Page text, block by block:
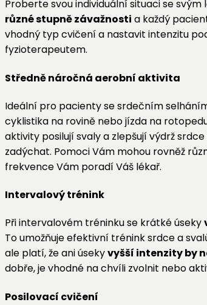
Proberte svou individuální situaci se
různé stupně závažnosti a každý
vhodný typ cvičení a nastavit intenzitu
fyzioterapeutem.
Středně náročná aerobní aktivita
Ideální pro pacienty se srdečním
cyklistika na rovině nebo jízda na
aktivity posilují svaly a zlepšují výdrž
zadýchat. Pomoci Vám mohou rovněž
frekvence Vám poradí Váš lékař.
Intervalový trénink
Při intervalovém tréninku se krátké úseky
To umožňuje efektivní trénink srdce a
ale platí, že ani úsekyvyšší intenzity by
dobře, je vhodné na chvíli zvolnit nebo
Posilovací cvičení